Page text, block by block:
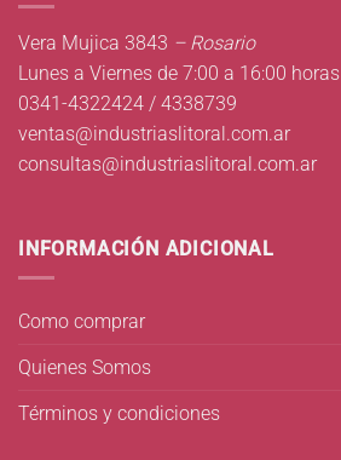
Vera Mujica 3843 – Rosario
Lunes a Viernes de 7:00 a 16:00 horas
0341-4322424 / 4338739
ventas@industriaslitoral.com.ar
consultas@industriaslitoral.com.ar
INFORMACIÓN ADICIONAL
Como comprar
Quienes Somos
Términos y condiciones